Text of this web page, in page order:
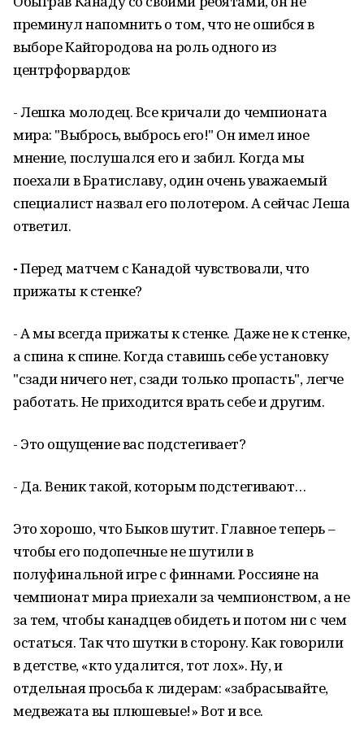
преминул напомнить о том, что не ошибся в
выборе Кайгородова на роль одного из
центрфорвардов:
- Лешка молодец. Все кричали до чемпионата
мира: "Выбрось, выбрось его!" Он имел иное
мнение, послушался его и забил. Когда мы
поехали в Братиславу, один очень уважаемый
специалист назвал его полотером. А сейчас Леша
ответил.
-Перед матчем с Канадой чувствовали, что
прижаты к стенке?
- А мы всегда прижаты к стенке. Даже не к стенке,
а спина к спине. Когда ставишь себе установку
"сзади ничего нет, сзади только пропасть", легче
работать. Не приходится врать себе и другим.
- Это ощущение вас подстегивает?
- Да. Веник такой, которым подстегивают…
Это хорошо, что Быков шутит. Главное теперь –
чтобы его подопечные не шутили в
полуфинальной игре с финнами. Россияне на
чемпионат мира приехали за чемпионством, а не
за тем, чтобы канадцев обидеть и потом ни с чем
остаться. Так что шутки в сторону. Как говорили
в детстве, «кто удалится, тот лох». Ну, и
отдельная просьба к лидерам: «забрасывайте,
медвежата вы плюшевые!» Вот и все.